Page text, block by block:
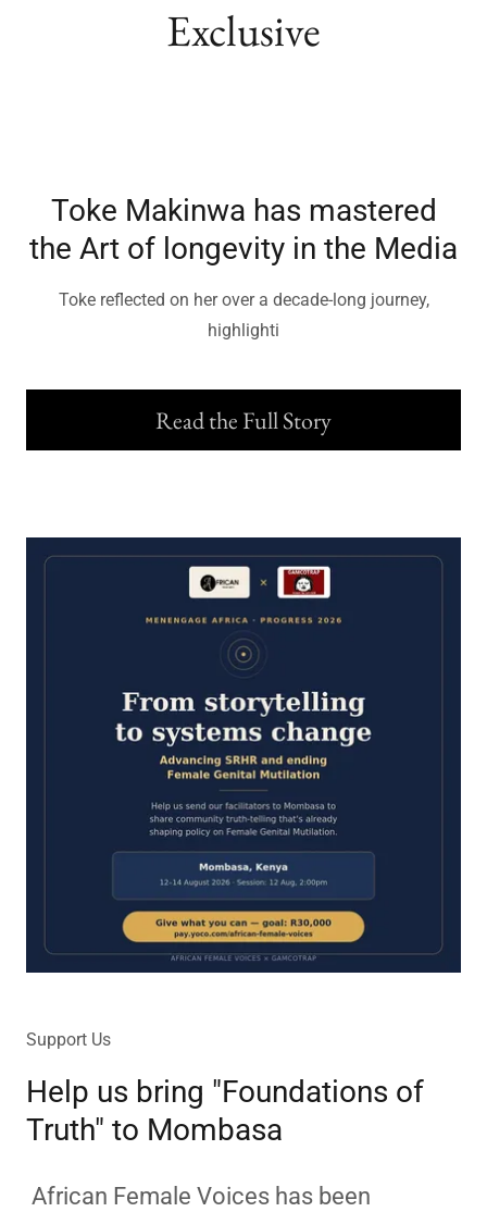
Exclusive
Toke Makinwa has mastered
the Art of longevity in the Media
Toke reflected on her over a decade-long journey,
highlighti
Read the Full Story
Support Us
Help us bring "Foundations of
Truth" to Mombasa
African Female Voices has been